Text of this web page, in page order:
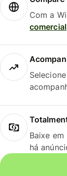
Com a
comercial
Baixe
há